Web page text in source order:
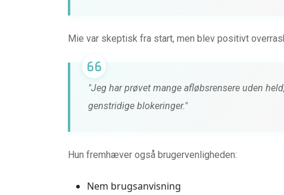
Mie var skeptisk fra start, men blev positivt
"Jeg har prøvet mange afløbsrensere uden
genstridige blokeringer."
Hun fremhæver også brugervenligheden:
Nem brugsanvisning